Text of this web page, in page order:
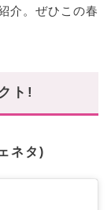
介。ぜひこの春
ト!
ネタ)